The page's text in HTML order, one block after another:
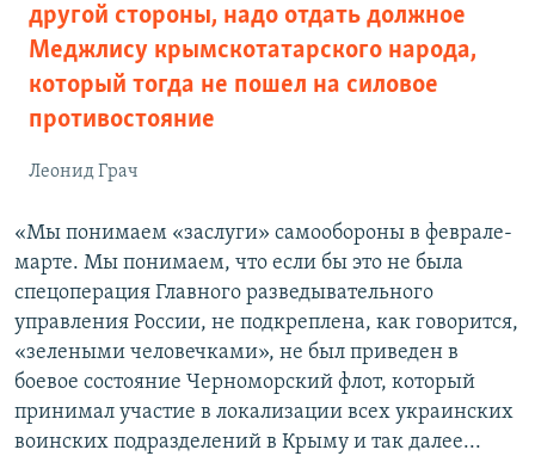
другой стороны, надо отдать должное
Меджлису крымскотатарского народа,
который тогда не пошел на силовое
противостояние
Леонид Грач
«Мы понимаем «заслуги» самообороны в феврале-
марте. Мы понимаем, что если бы это не была
спецоперация Главного разведывательного
управления России, не подкреплена, как говорится,
«зелеными человечками», не был приведен в
боевое состояние Черноморский флот, который
принимал участие в локализации всех украинских
воинских подразделений в Крыму и так далее...